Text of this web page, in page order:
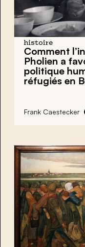
histoire
Comment
Pholien a
politique
réfugiés en
Frank Caestecker